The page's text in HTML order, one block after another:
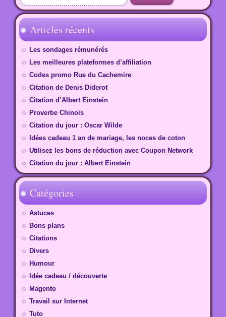
Articles récents
Les sondages rémunérés
Les meilleures plateformes d’affiliation
Codes promo Rue du Cachemire
Citation de Denis Diderot
Citation d’Albert Einstein
Proverbe Chinois
Citation du jour : Oscar Wilde
Idées cadeau 1 an de mariage, les noces de coton
Utilisez les bons de réduction avec Coupon Network
Citation du jour : Albert Einstein
Catégories
Astuces
Bons plans
Citations
Divers
Humour
Idée cadeau / découverte
Magento
Travail sur Internet
Tuto